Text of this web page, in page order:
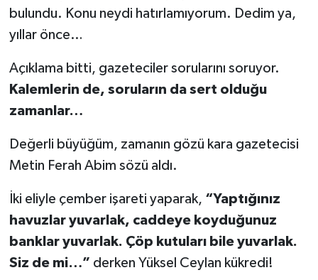
bulundu. Konu neydi hatırlamıyorum. Dedim ya,
yıllar önce…
Açıklama bitti, gazeteciler sorularını soruyor.
Kalemlerin de, soruların da sert olduğu
zamanlar…
Değerli büyüğüm, zamanın gözü kara gazetecisi
Metin Ferah Abim sözü aldı.
İki eliyle çember işareti yaparak, “Yaptığınız
havuzlar yuvarlak, caddeye koyduğunuz
banklar yuvarlak. Çöp kutuları bile yuvarlak.
Siz de mi…” derken Yüksel Ceylan kükredi!